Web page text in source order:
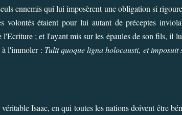
ennemis qui lui imposèrent une obligation si
volontés étaient pour lui autant de préceptes
l'Ecriture ; et l'ayant mis sur les épaules de son fils, il
à l'immoler : Tulit quoque ligna holocausti, et imposuit
Isaac, en qui toutes les nations doivent être